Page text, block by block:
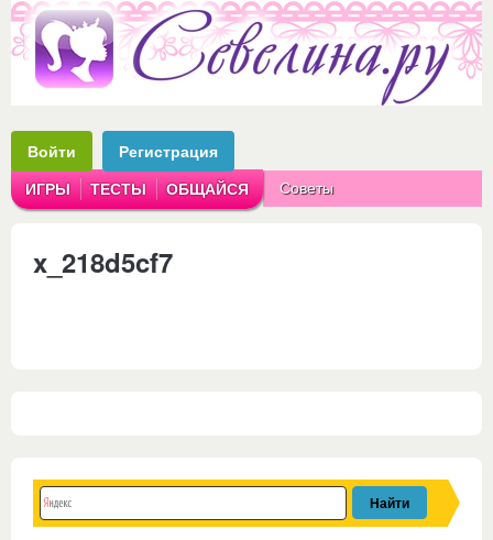
Войти Регистрация
ИГРЫ ТЕСТЫ ОБЩАЙСЯ Советы
x_218d5cf7